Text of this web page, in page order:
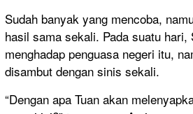
Sudah banyak yang mencoba,
hasil sama sekali. Pada suatu hari,
menghadap penguasa negeri itu,
disambut dengan sinis sekali.
“Dengan apa Tuan akan